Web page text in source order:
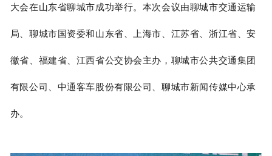
大会在山东省聊城市成功举行。本次会议由聊城市交通运输
局、聊城市国资委和山东省、上海市、江苏省、浙江省、安
徽省、福建省、江西省公交协会主办，聊城市公共交通集团
有限公司、中通客车股份有限公司、聊城市新闻传媒中心承
办。